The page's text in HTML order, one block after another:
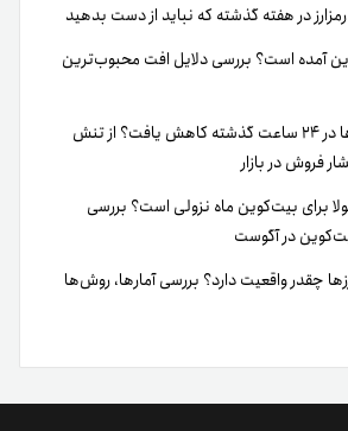
آمده است؟ بررسی دلایل افت محبوب‌ترین
چرا قیمت رمزارزها در ۲۴ ساعت گذشته کاهش یافت؟ از تنش
فروش در بازار
برای بیت‌کوین ماه نزولی است؟ بررسی
در آگوست
چقدر واقعیت دارد؟ بررسی آمارها، روش‌ها